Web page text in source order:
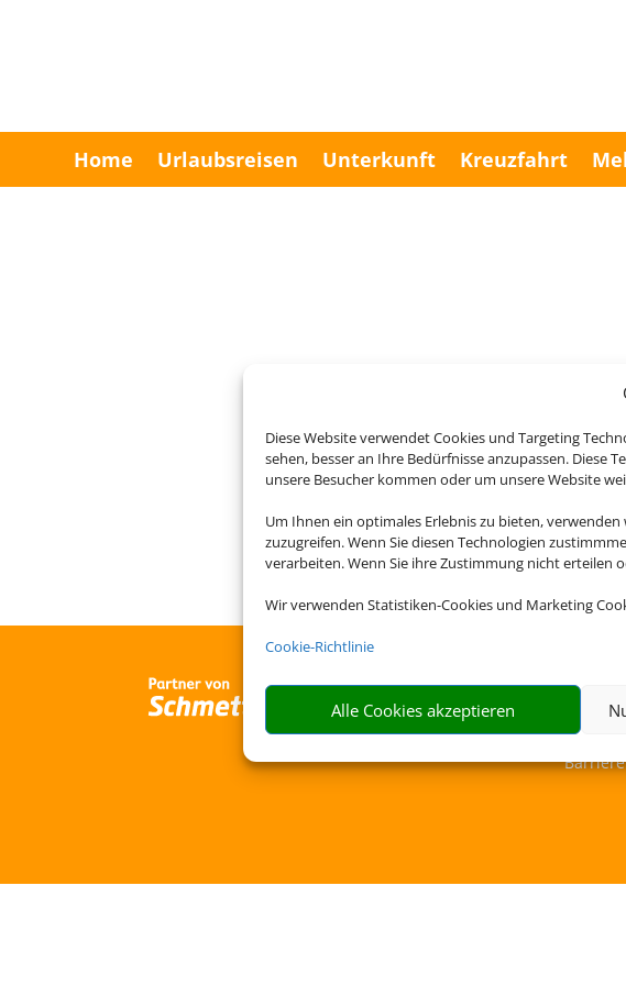
Diese Website verwendet Cookies und Targeting
sehen, besser an Ihre Bedürfnisse anzupassen. Diese
unsere Besucher kommen oder um unsere Website
Um Ihnen ein optimales Erlebnis zu bieten,
zuzugreifen. Wenn Sie diesen Technologien
verarbeiten. Wenn Sie ihre Zustimmung nicht
Wir verwenden Statistiken-Cookies und Marketing
Cookie-Richtlinie
Alle Cookies akzeptieren
Home Urlaubsreisen Unterkunft Kreuzfahrt